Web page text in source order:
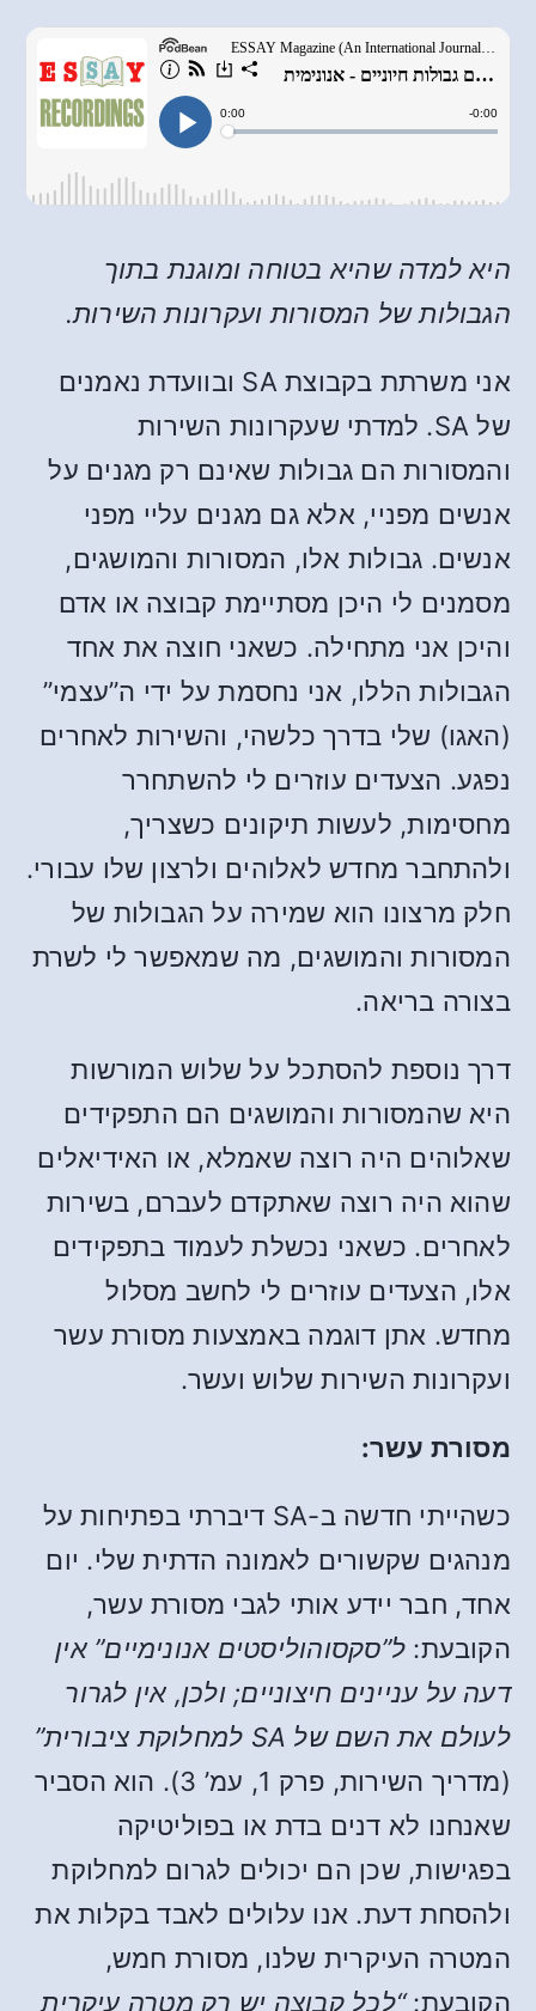
היא למדה שהיא בטוחה ומוגנת בתוך
הגבולות של המסורות ועקרונות השירות.
אני משרתת בקבוצת SA ובוועדת נאמנים
של SA. למדתי שעקרונות השירות
והמסורות הם גבולות שאינם רק מגנים על
אנשים מפניי, אלא גם מגנים עליי מפני
אנשים. גבולות אלו, המסורות והמושגים,
מסמנים לי היכן מסתיימת קבוצה או אדם
והיכן אני מתחילה. כשאני חוצה את אחד
הגבולות הללו, אני נחסמת על ידי ה”עצמי”
(האגו) שלי בדרך כלשהי, והשירות לאחרים
נפגע. הצעדים עוזרים לי להשתחרר
מחסימות, לעשות תיקונים כשצריך,
ולהתחבר מחדש לאלוהים ולרצון שלו עבורי.
חלק מרצונו הוא שמירה על הגבולות של
המסורות והמושגים, מה שמאפשר לי לשרת
בצורה בריאה.
דרך נוספת להסתכל על שלוש המורשות
היא שהמסורות והמושגים הם התפקידים
שאלוהים היה רוצה שאמלא, או האידיאלים
שהוא היה רוצה שאתקדם לעברם, בשירות
לאחרים. כשאני נכשלת לעמוד בתפקידים
אלו, הצעדים עוזרים לי לחשב מסלול
מחדש. אתן דוגמה באמצעות מסורת עשר
ועקרונות השירות שלוש ועשר.
מסורת עשר:
כשהייתי חדשה ב-SA דיברתי בפתיחות על
מנהגים שקשורים לאמונה הדתית שלי. יום
אחד, חבר יידע אותי לגבי מסורת עשר,
הקובעת: ל”סקסוהוליסטים אנונימיים” אין
דעה על עניינים חיצוניים; ולכן, אין לגרור
לעולם את השם של SA למחלוקת ציבורית”
(מדריך השירות, פרק 1, עמ’ 3). הוא הסביר
שאנחנו לא דנים בדת או בפוליטיקה
בפגישות, שכן הם יכולים לגרום למחלוקת
ולהסחת דעת. אנו עלולים לאבד בקלות את
המטרה העיקרית שלנו, מסורת חמש,
הקובעת:“לכל קבוצה יש רק מטרה עיקרית